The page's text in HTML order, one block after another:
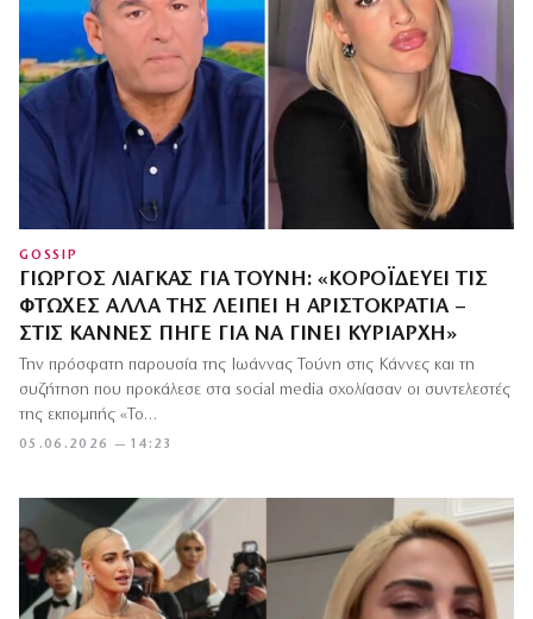
GOSSIP
ΓΙΏΡΓΟΣ ΛΙΆΓΚΑΣ ΓΙΑ ΤΟΎΝΗ: «KΟΡΟΪΔΕΎΕΙ ΤΙΣ
ΦΤΩΧΈΣ ΑΛΛΆ ΤΗΣ ΛΕΊΠΕΙ Η ΑΡΙΣΤΟΚΡΑΤΊΑ –
ΣΤΙΣ ΚΆΝΝΕΣ ΠΉΓΕ ΓΙΑ ΝΑ ΓΊΝΕΙ ΚΥΡΊΑΡΧΗ»
05.06.2026 — 14:23
Την πρόσφατη παρουσία της Ιωάννας Τούνη στις Κάννες και τη
συζήτηση που προκάλεσε στα social media σχολίασαν οι συντελεστές
της εκπομπής «Το…